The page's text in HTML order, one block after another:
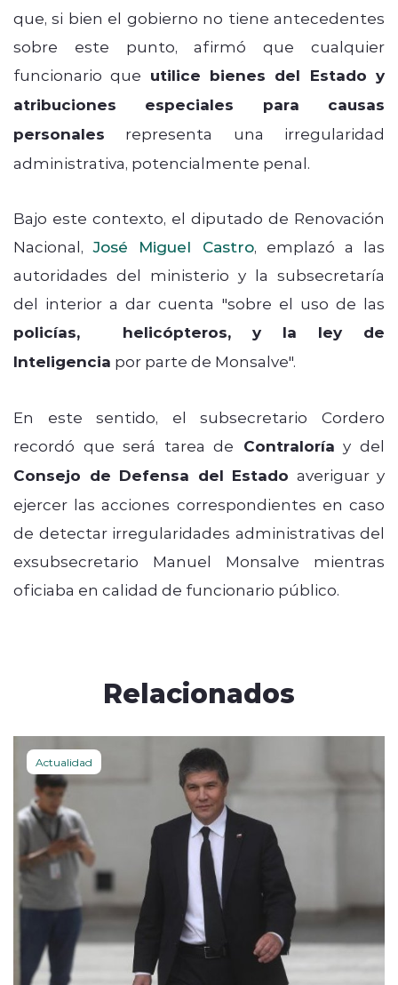
que, si bien el gobierno no tiene antecedentes
sobre este punto, afirmó que cualquier
funcionario que utilice bienes del Estado y
atribuciones especiales para causas
personales representa una irregularidad
administrativa, potencialmente penal.
Bajo este contexto, el diputado de Renovación
Nacional,José Miguel Castro, emplazó a las
autoridades del ministerio y la subsecretaría
del interior a dar cuenta "sobre el uso de las
policías, helicópteros, y la ley de
Inteligencia por parte de Monsalve".
En este sentido, el subsecretario Cordero
recordó que será tarea de Contraloría y del
Consejo de Defensa del Estado averiguar y
ejercer las acciones correspondientes en caso
de detectar irregularidades administrativas del
exsubsecretario Manuel Monsalve mientras
oficiaba en calidad de funcionario público.
Relacionados
Actualidad